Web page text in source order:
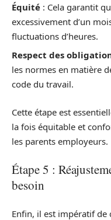
Équité : Cela garantit
excessivement d’un
fluctuations d’heures.
Respect des
les normes en matière
code du travail.
Cette étape est
la fois équitable et
les parents employeurs.
Étape 5 :
besoin
Enfin, il est impératif de